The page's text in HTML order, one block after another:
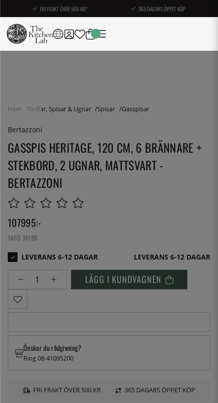
FRI FRAKT ÖVER 500 KR* 365 DAGARS ÖPPET KÖP
Hem Grillar, Spisar & Ugnar Spisar Gasspisar
Bertazzoni
GASSPIS HERITAGE, 120 CM, 6 BRÄNNARE +
STEKBORD, 2 UGNAR, MATTSVART -
BERTAZZONI
107995:-
1403-34180
LEVERANS 6-12 DAGAR
LÄGG I KUNDVAGNEN
Önskar du rådgivning?
Ring 08-41095200
FRI FRAKT ÖVER 500 KR 365 DAGARS ÖPPET KÖP